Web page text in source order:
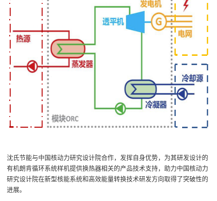
沈氏节能与中国核动力研究设计院合作， 发挥 自身优势，为其研发设计的
有机朗肯循环系统样机提供换热器相关的产品技术支持，助力中国核动力
研究设计院在新型核能系统和高效能量转换技术研发方向取得 了突破性的
进展。